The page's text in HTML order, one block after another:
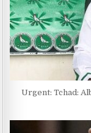
Urgent: Tchad: